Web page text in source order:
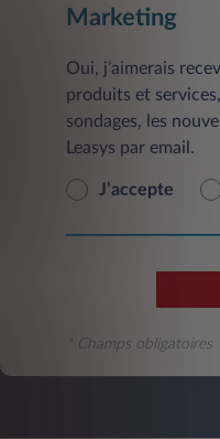
Marketing
Oui, j’aimerais
produits et
sondages, les
Leasys par email.
J’accepte
* Champs obligatoires